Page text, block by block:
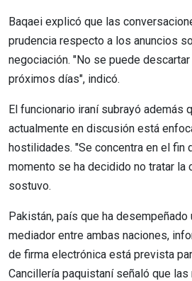
Baqaei explicó que las
prudencia respecto a los anuncios
negociación. "No se puede
próximos días", indicó.
El funcionario iraní subrayó además
actualmente en discusión está
hostilidades. "Se concentra en el fin
momento se ha decidido no tratar la
sostuvo.
Pakistán, país que ha
mediador entre ambas naciones,
de firma electrónica está prevista
Cancillería paquistaní señaló que